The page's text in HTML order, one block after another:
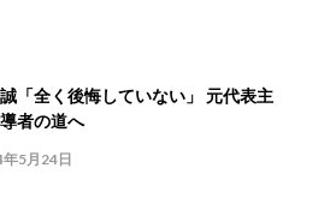
「全く後悔していない」 元代表主
者の道へ
5月24日